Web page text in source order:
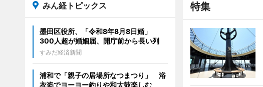
特集
みん経トピックス
墨田区役所、「令和8年8月8日婚」
300人超が婚姻届、開庁前から長い列
すみだ経済新聞
浦和で「親子の居場所なつまつり」 浴
衣姿でヨーヨー釣りや和太鼓楽しむ